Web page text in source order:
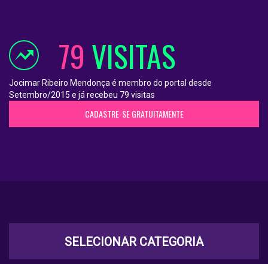
79 VISITAS
Jocimar Ribeiro Mendonça é membro do portal desde
Setembro/2015 e já recebeu 79 visitas
CADASTRE-SE GRATUITAMENTE
SELECIONAR CATEGORIA